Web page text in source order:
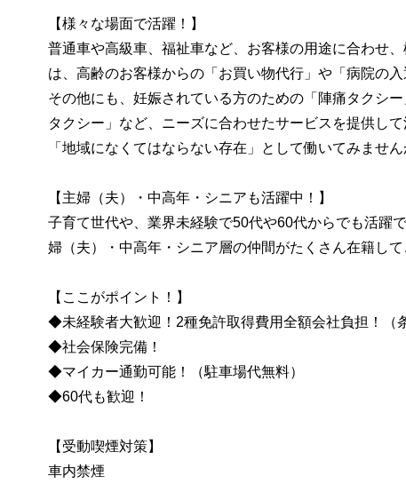
【様々な場面で活躍！】
普通車や高級車、福祉車など、お客様の用途に合わせ
は、高齢のお客様からの「お買い物代行」や「病院の
その他にも、妊娠されている方のための「陣痛タクシ
タクシー」など、ニーズに合わせたサービスを提供して
「地域になくてはならない存在」として働いてみません
【主婦（夫）・中高年・シニアも活躍中！】
子育て世代や、業界未経験で50代や60代からでも活躍
婦（夫）・中高年・シニア層の仲間がたくさん在籍して
【ここがポイント！】
◆未経験者大歓迎！2種免許取得費用全額会社負担！（
◆社会保険完備！
◆マイカー通勤可能！（駐車場代無料）
◆60代も歓迎！
【受動喫煙対策】
車内禁煙